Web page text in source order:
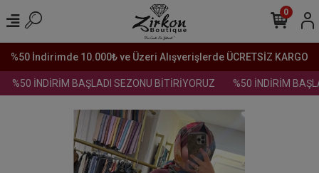
%50 İndirimde 10.000₺ ve Üzeri Alışverişlerde ÜCRETSİZ KARGO
%50 İNDİRİM BAŞLADI SEZONU BİTİRİYORUZ %50 İNDİRİM
0